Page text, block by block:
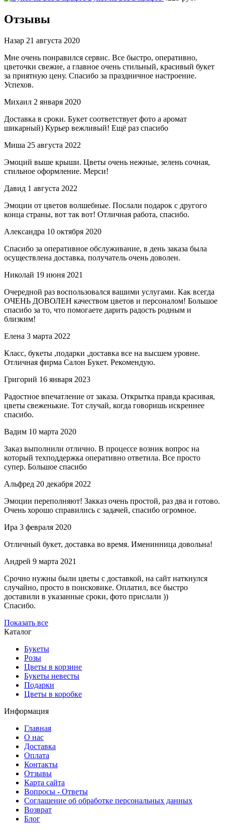
Отзывы
Назар 21 августа 2020
Мне очень понравился сервис. Все быстро, оперативно,
цветочки свежие, а главное очень стильный, красивый букет
за приятную цену. Спасибо за праздничное настроение.
Успехов.
Михаил 2 января 2020
Доставка в сроки. Букет соответствует фото а аромат
шикарный) Курьер вежливый! Ещё раз спасибо
Миша 25 августа 2022
Эмоций выше крыши. Цветы очень нежные, зелень сочная,
стильное оформление. Мерси!
Давид 1 августа 2022
Эмоции от цветов волшебные. Послали подарок с другого
конца страны, вот так вот! Отличная работа, спасибо.
Александра 10 октября 2020
Спасибо за оперативное обслуживание, в день заказа была
осуществлена доставка, получатель очень доволен.
Николай 19 июня 2021
Очередной раз воспользовался вашими услугами. Как всегда
ОЧЕНЬ ДОВОЛЕН качеством цветов и персоналом! Большое
спасибо за то, что помогаете дарить радость родным и
близким!
Елена 3 марта 2022
Класс, букеты ,подарки ,доставка все на высшем уровне.
Отличная фирма Салон Букет. Рекомендую.
Григорий 16 января 2023
Радостное впечатление от заказа. Открытка правда красивая,
цветы свеженькие. Тот случай, когда говоришь искреннее
спасибо.
Вадим 10 марта 2020
Заказ выполнили отлично. В процессе возник вопрос на
который техподдержка оперативно ответила. Все просто
супер. Большое спасибо
Альфред 20 декабря 2022
Эмоции переполняют! Закказ очень простой, раз два и готово.
Очень хорошо справились с задачей, спасибо огромное.
Ира 3 февраля 2020
Отличный букет, доставка во время. Именинница довольна!
Андрей 9 марта 2021
Срочно нужны были цветы с доставкой, на сайт наткнулся
случайно, просто в поисковике. Оплатил, все быстро
доставили в указанные сроки, фото прислали ))
Спасибо.
Показать все
Каталог
Букеты
Розы
Цветы в корзине
Букеты невесты
Подарки
Цветы в коробке
Информация
Главная
О нас
Доставка
Оплата
Контакты
Отзывы
Карта сайта
Вопросы - Ответы
Соглашение об обработке персональных данных
Возврат
Блог